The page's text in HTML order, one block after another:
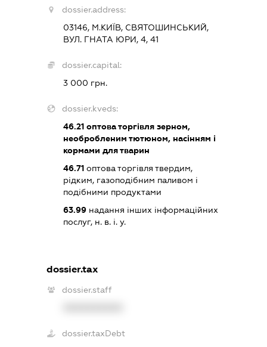
dossier.address:
03146, М.КИЇВ, СВЯТОШИНСЬКИЙ,
ВУЛ. ГНАТА ЮРИ, 4, 41
dossier.capital:
3 000 грн.
dossier.kveds:
46.21 оптова торгівля зерном,
необробленим тютюном, насінням і
кормами для тварин
46.71 оптова торгівля твердим,
рідким, газоподібним паливом і
подібними продуктами
63.99 надання інших інформаційних
послуг, н. в. і. у.
dossier.tax
dossier.staff
dossier.taxDebt